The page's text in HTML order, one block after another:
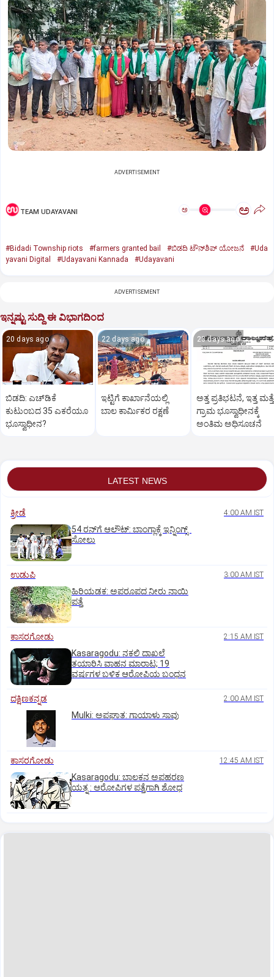
ADVERTISEMENT
TEAM UDAYAVANI ಅ ಅ
#Bidadi Township riots #farmers granted bail #ಬಿಡದಿ ಟೌನ್‌ಶಿಪ್‌ ಯೋಜನೆ
#Uda
yavani Digital
#Udayavani Kannada #Udayavani
ADVERTISEMENT
ಇನ್ನಷ್ಟು ಸುದ್ದಿ ಈ ವಿಭಾಗದಿಂದ
20 days ago
ಬಿಡದಿ: ಎಚ್‌ಡಿಕೆ
ಕುಟುಂಬದ 35 ಎಕರೆಯೂ
ಭೂಸ್ವಾಧೀನ?
22 days ago
ಇಟ್ಟಿಗೆ ಕಾರ್ಖಾನೆಯಲ್ಲಿ
ಬಾಲ ಕಾರ್ಮಿಕರ ರಕ್ಷಣೆ
23 days ago
ಅತ್ತ ಪ್ರತಿಭಟನೆ, ಇತ್ತ
ಗ್ರಾಮ ಭೂಸ್ವಾಧೀನಕ್ಕೆ
ಅಂತಿಮ ಅಧಿಸೂಚನೆ
LATEST NEWS
ಕ್ರೀಡೆ 4:00 AM IST
54 ರನ್‌ಗೆ ಆಲೌಟ್‌: ಬಾಂಗ್ಲಾಕ್ಕೆ ಇನ್ನಿಂಗ್ಸ್‌
ಸೋಲು
ಉಡುಪಿ 3:00 AM IST
ಹಿರಿಯಡಕ: ಅಪರೂಪದ ನೀರು ನಾಯಿ
ಪತ್ತೆ
ಕಾಸರಗೋಡು 2:15 AM IST
Kasaragodu: ನಕಲಿ ದಾಖಲೆ
ತಯಾರಿಸಿ ವಾಹನ ಮಾರಾಟ; 19
ವರ್ಷಗಳ ಬಳಿಕ ಆರೋಪಿಯ ಬಂಧನ
ದಕ್ಷಿಣಕನ್ನಡ 2:00 AM IST
Mulki: ಅಪಘಾತ: ಗಾಯಾಳು ಸಾವು
ಕಾಸರಗೋಡು 12:45 AM IST
Kasaragodu: ಬಾಲಕನ ಅಪಹರಣ
ಯತ್ನ : ಆರೋಪಿಗಳ ಪತ್ತೆಗಾಗಿ ಶೋಧ